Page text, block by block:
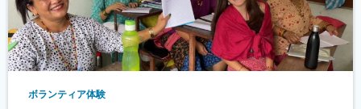
ボランティア体験